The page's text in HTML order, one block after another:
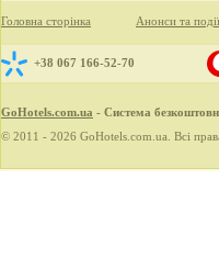
Головна сторінка Анонси та події
+38 067 166-52-70
GoHotels.com.ua - Система
© 2011 - 2026 GoHotels.com.ua. Всі